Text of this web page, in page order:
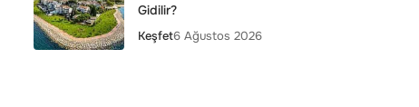
Gidilir?
Keşfet6 Ağustos 2026